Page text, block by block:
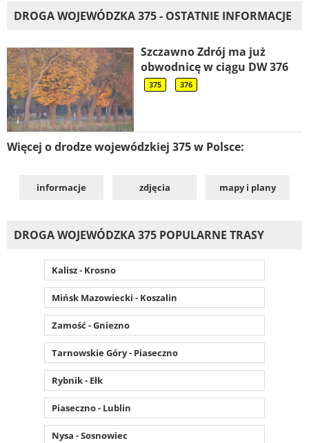
DROGA WOJEWÓDZKA 375 - OSTATNIE INFORMACJE
Szczawno Zdrój ma już
obwodnicę w ciągu DW 376
375 376
Więcej o drodze wojewódzkiej 375 w Polsce:
informacje zdjęcia mapy i plany
DROGA WOJEWÓDZKA 375 POPULARNE TRASY
Kalisz - Krosno
Mińsk Mazowiecki - Koszalin
Zamość - Gniezno
Tarnowskie Góry - Piaseczno
Rybnik - Ełk
Piaseczno - Lublin
Nysa - Sosnowiec